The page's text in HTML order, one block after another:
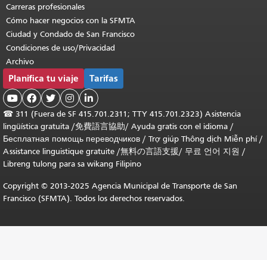
Carreras profesionales
Cómo hacer negocios con la SFMTA
Ciudad y Condado de San Francisco
Condiciones de uso/Privacidad
Archivo
Planifica tu viaje Tarifas
    
☎ 311 (Fuera de SF 415.701.2311; TTY 415.701.2323) Asistencia
lingüística gratuita /免費語言協助/ Ayuda gratis con el idioma /
Бесплатная помощь переводчиков / Trợ giúp Thông dịch Miễn phí/
Assistance linguistique gratuite /無料の言語支援/ 무료 언어 지원 /
Libreng tulong para sa wikang Filipino
Copyright © 2013-2025 Agencia Municipal de Transporte de San
Francisco (SFMTA). Todos los derechos reservados.